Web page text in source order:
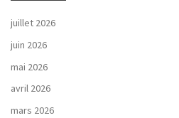
juillet 2026
juin 2026
mai 2026
avril 2026
mars 2026